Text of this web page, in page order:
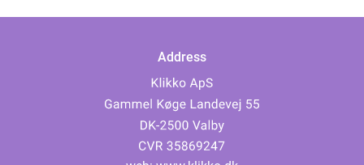
Address